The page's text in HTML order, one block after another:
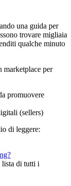
una guida per
trovare migliaia
qualche minuto
marketplace per
promuovere
(sellers)
di leggere:
lista di tutti i